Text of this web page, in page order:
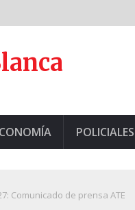
POLICIALES
Comunicado de prensa ATE